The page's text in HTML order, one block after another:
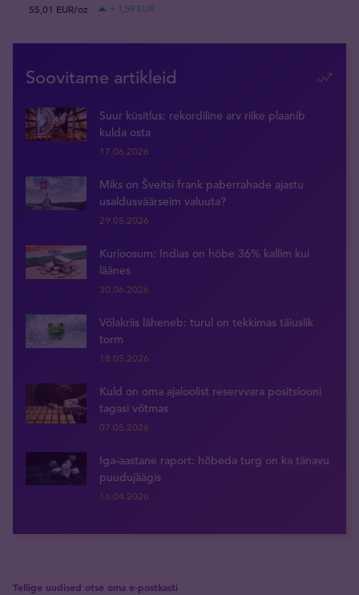
55,01 EUR/oz
+ 1,59 EUR
Soovitame artikleid
Suur küsitlus: rekordiline arv riike plaanib
kulda osta
17.06.2026
Miks on Šveitsi frank paberrahade ajastu
usaldusväärseim valuuta?
29.05.2026
Kurioosum: Indias on hõbe 36% kallim kui
läänes
30.06.2026
Võlakriis läheneb: turul on tekkimas täiuslik
torm
18.05.2026
Kuld on oma ajaloolist reservvara positsiooni
tagasi võtmas
07.05.2026
Iga-aastane raport: hõbeda turg on ka tänavu
puudujäägis
16.04.2026
Tellige uudised otse oma e-postkasti